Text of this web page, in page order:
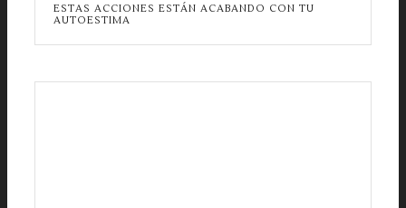
ESTAS ACCIONES ESTÁN ACABANDO CON TU
AUTOESTIMA